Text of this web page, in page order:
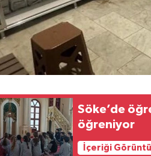
Söke’de
öğreniyor
İçeriği